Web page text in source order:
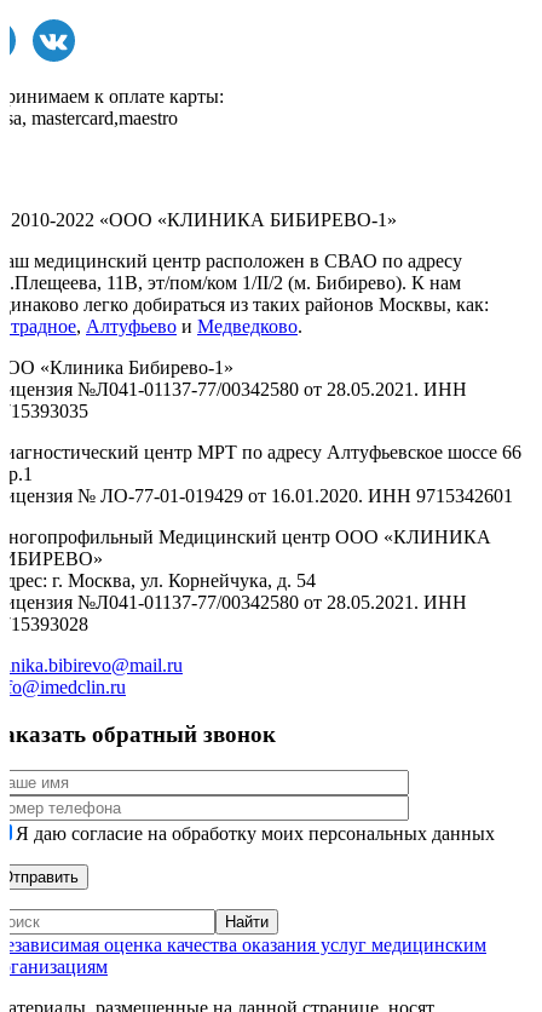
к оплате карты:
mastercard,maestro
2010-2022 «ООО «КЛИНИКА БИБИРЕВО-1»
медицинский центр расположен в СВАО по адресу
11В, эт/пом/ком 1/II/2 (м. Бибирево). К нам
легко добираться из таких районов Москвы, как:
, Алтуфьево и Медведково.
«Клиника Бибирево-1»
№Л041-01137-77/00342580 от 28.05.2021. ИНН
центр МРТ по адресу Алтуфьевское шоссе 66
№ ЛО-77-01-019429 от 16.01.2020. ИНН 9715342601
Медицинский центр ООО «КЛИНИКА
г. Москва, ул. Корнейчука, д. 54
№Л041-01137-77/00342580 от 28.05.2021. ИНН
обратный звонок
Я даю согласие на обработку моих персональных данных
оценка качества оказания услуг медицинским